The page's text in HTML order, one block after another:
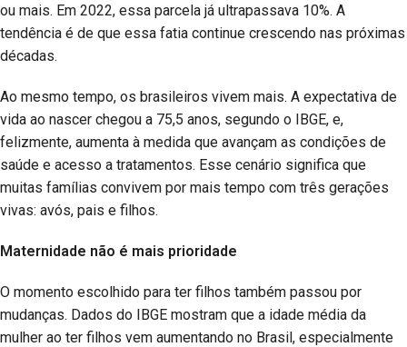
ou mais. Em 2022, essa parcela já ultrapassava 10%. A
tendência é de que essa fatia continue crescendo nas próximas
décadas.
Ao mesmo tempo, os brasileiros vivem mais. A expectativa de
vida ao nascer chegou a 75,5 anos, segundo o IBGE, e,
felizmente, aumenta à medida que avançam as condições de
saúde e acesso a tratamentos. Esse cenário significa que
muitas famílias convivem por mais tempo com três gerações
vivas: avós, pais e filhos.
Maternidade não é mais prioridade
O momento escolhido para ter filhos também passou por
mudanças. Dados do IBGE mostram que a idade média da
mulher ao ter filhos vem aumentando no Brasil, especialmente